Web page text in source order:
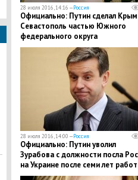
28 июля 2016, 14:16 —Россия
Официально: Путин сделал
Севастополь частью Южного
федерального округа
28 июля 2016, 14:00 —Россия
Официально: Путин уволил
Зурабова с должности посла
на Украине после семи лет